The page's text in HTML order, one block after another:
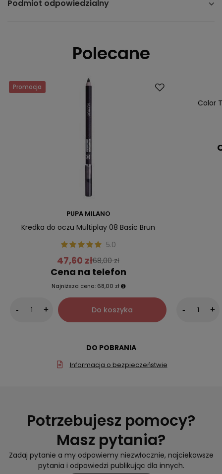
Podmiot odpowiedzialny
Polecane
Promocja
PUPA MILANO
Kredka do oczu Multiplay 08 Basic Brun
5.0
47,60 zł68,00 zł
Cena na telefon
Najniższa cena: 68,00 zł
- + Do koszyka
Color
- +
DO POBRANIA
Informacja o bezpieczeństwie
Potrzebujesz pomocy?
Masz pytania?
Zadaj pytanie a my odpowiemy niezwłocznie, najciekawsze
pytania i odpowiedzi publikując dla innych.